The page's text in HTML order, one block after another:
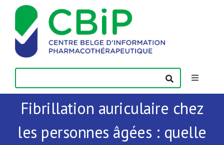
Passer
contenu
Toggle
Actualités
Publications
Fibrillation auriculaire chez
les personnes âgées : quelle